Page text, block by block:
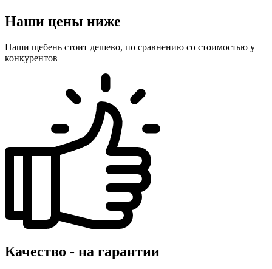
Наши цены ниже
Наши щебень стоит дешево, по сравнению со стоимостью у
конкурентов
Качество - на гарантии